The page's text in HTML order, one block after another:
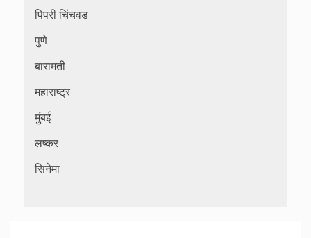
पिंपरी चिंचवड
पुणे
बारामती
महाराष्ट्र
मुंबई
लष्कर
सिनेमा